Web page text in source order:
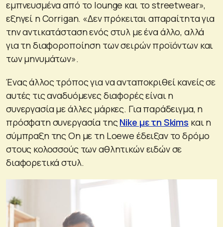
εμπνευσμένα από το lounge και το streetwear»,
εξηγεί η Corrigan. «Δεν πρόκειται απαραίτητα για
την αντικατάσταση ενός στυλ με ένα άλλο, αλλά
για τη διαφοροποίηση των σειρών προϊόντων και
των μηνυμάτων».
Ένας άλλος τρόπος για να ανταποκριθεί κανείς σε
αυτές τις αναδυόμενες διαφορές είναι η
συνεργασία με άλλες μάρκες. Για παράδειγμα, η
πρόσφατη συνεργασία τηςNike με τη Skims και η
σύμπραξη της On με τη Loewe έδειξαν το δρόμο
στους κολοσσούς των αθλητικών ειδών σε
διαφορετικά στυλ.